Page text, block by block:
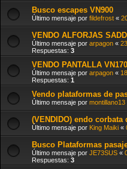
Busco escapes VN900
Último mensaje por fildefrost «
VENDO ALFORJAS
Último mensaje por arpagon «
Respuestas: 3
VENDO PANTALLA
Último mensaje por arpagon «
Respuestas: 1
Vendo plataformas de
Último mensaje por montillano13
(VENDIDO) endo corbata
Último mensaje por King Maiki «
Busco Plataformas
Último mensaje por JE73SUS «
Respuestas: 3